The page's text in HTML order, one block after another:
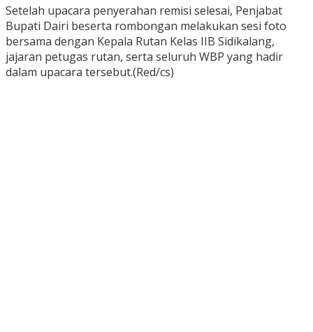
Setelah upacara penyerahan remisi selesai, Penjabat
Bupati Dairi beserta rombongan melakukan sesi foto
bersama dengan Kepala Rutan Kelas IIB Sidikalang,
jajaran petugas rutan, serta seluruh WBP yang hadir
dalam upacara tersebut.(Red/cs)